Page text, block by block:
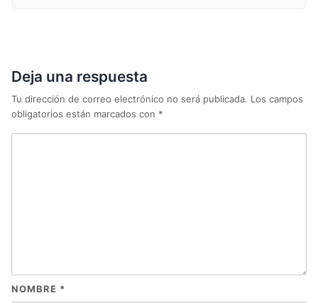
Deja una respuesta
Tu dirección de correo electrónico no será publicada. Los campos
obligatorios están marcados con *
NOMBRE *